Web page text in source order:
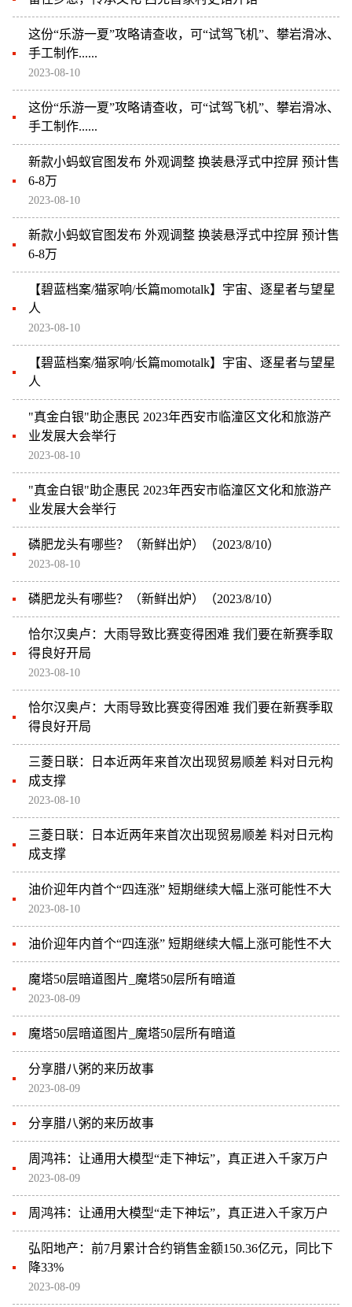
这份“乐游一夏”攻略请查收，可“试驾飞机”、攀岩滑冰、
手工制作......
2023-08-10
这份“乐游一夏”攻略请查收，可“试驾飞机”、攀岩滑冰、
手工制作......
新款小蚂蚁官图发布 外观调整 换装悬浮式中控屏 预计售
6-8万
2023-08-10
新款小蚂蚁官图发布 外观调整 换装悬浮式中控屏 预计售
6-8万
【碧蓝档案/猫冢响/长篇momotalk】宇宙、逐星者与望星
人
2023-08-10
【碧蓝档案/猫冢响/长篇momotalk】宇宙、逐星者与望星
人
"真金白银"助企惠民 2023年西安市临潼区文化和旅游产
业发展大会举行
2023-08-10
"真金白银"助企惠民 2023年西安市临潼区文化和旅游产
业发展大会举行
磷肥龙头有哪些？（新鲜出炉）（2023/8/10）
2023-08-10
磷肥龙头有哪些？（新鲜出炉）（2023/8/10）
恰尔汉奥卢：大雨导致比赛变得困难 我们要在新赛季取
得良好开局
2023-08-10
恰尔汉奥卢：大雨导致比赛变得困难 我们要在新赛季取
得良好开局
三菱日联：日本近两年来首次出现贸易顺差 料对日元构
成支撑
2023-08-10
三菱日联：日本近两年来首次出现贸易顺差 料对日元构
成支撑
油价迎年内首个“四连涨” 短期继续大幅上涨可能性不大
2023-08-10
油价迎年内首个“四连涨” 短期继续大幅上涨可能性不大
魔塔50层暗道图片_魔塔50层所有暗道
2023-08-09
魔塔50层暗道图片_魔塔50层所有暗道
分享腊八粥的来历故事
2023-08-09
分享腊八粥的来历故事
周鸿祎：让通用大模型“走下神坛”，真正进入千家万户
2023-08-09
周鸿祎：让通用大模型“走下神坛”，真正进入千家万户
弘阳地产：前7月累计合约销售金额150.36亿元，同比下
降33%
2023-08-09